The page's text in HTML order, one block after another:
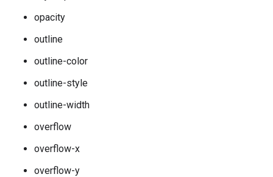
opacity
outline
outline-color
outline-style
outline-width
overflow
overflow-x
overflow-y